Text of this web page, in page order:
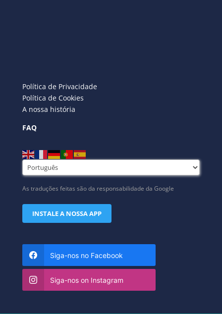
Política de Privacidade
Política de Cookies
A nossa história
FAQ
As traduções feitas são da responsabilidade da Google
INSTALE A NOSSA APP
Siga-nos no Facebook
Siga-nos on Instagram